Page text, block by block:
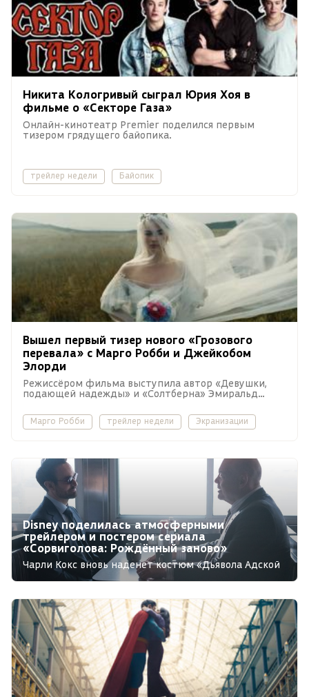
Никита Кологривый сыграл Юрия Хоя в
фильме о «Секторе Газа»
Онлайн-кинотеатр Premier поделился первым
тизером грядущего байопика.
трейлер недели Байопик
Вышел первый тизер нового «Грозового
перевала» с Марго Робби и Джейкобом
Элорди
Режиссёром фильма выступила автор «Девушки,
подающей надежды» и «Солтберна» Эмиральд
Марго Робби трейлер недели Экранизации
Disney поделилась атмосферными
трейлером и постером сериала
«Сорвиголова: Рождённый заново»
Чарли Кокс вновь наденет костюм «Дьявола Адской
кухни» спустя 8 лет.